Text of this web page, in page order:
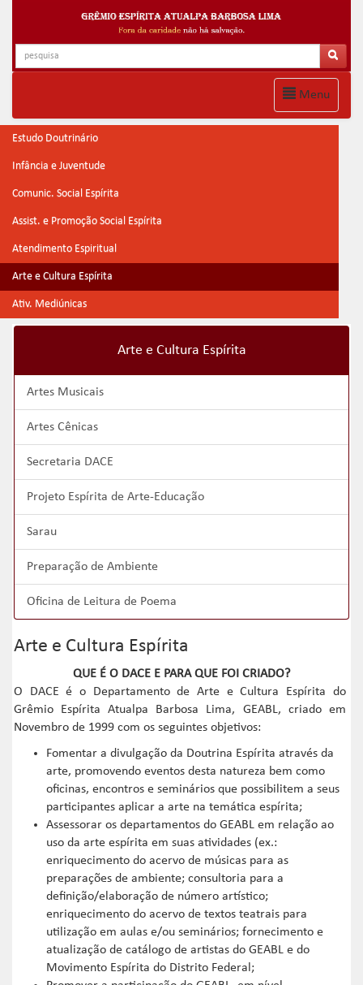
Menu
Estudo Doutrinário
Infância e Juventude
Comunic. Social Espírita
Assist. e Promoção Social Espírita
Atendimento Espiritual
Arte e Cultura Espírita
Ativ. Mediúnicas
Arte e Cultura Espírita
Artes Musicais
Artes Cênicas
Secretaria DACE
Projeto Espírita de Arte-Educação
Sarau
Preparação de Ambiente
Oficina de Leitura de Poema
Arte e Cultura Espírita
QUE É O DACE E PARA QUE FOI CRIADO?
O DACE é o Departamento de Arte e Cultura Espírita do
Grêmio Espírita Atualpa Barbosa Lima, GEABL, criado em
Novembro de 1999 com os seguintes objetivos:
Fomentar a divulgação da Doutrina Espírita através da
arte, promovendo eventos desta natureza bem como
oficinas, encontros e seminários que possibilitem a seus
participantes aplicar a arte na temática espírita;
Assessorar os departamentos do GEABL em relação ao
uso da arte espírita em suas atividades (ex.:
enriquecimento do acervo de músicas para as
preparações de ambiente; consultoria para a
definição/elaboração de número artístico;
enriquecimento do acervo de textos teatrais para
utilização em aulas e/ou seminários; fornecimento e
atualização de catálogo de artistas do GEABL e do
Movimento Espírita do Distrito Federal;